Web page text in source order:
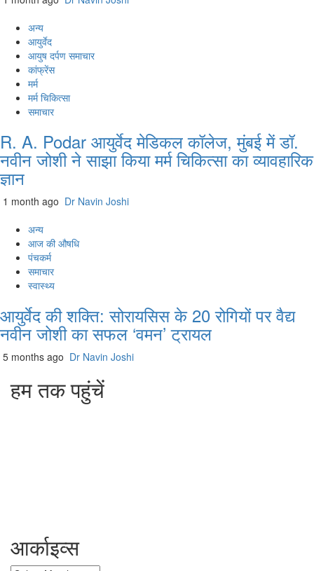
अन्य
आयुर्वेद
आयुष दर्पण समाचार
कांफ्रेंस
मर्म
मर्म चिकित्सा
समाचार
R. A. Podar आयुर्वेद मेडिकल कॉलेज, मुंबई में डॉ.
नवीन जोशी ने साझा किया मर्म चिकित्सा का व्यावहारिक
ज्ञान
1 month ago Dr Navin Joshi
अन्य
आज की औषधि
पंचकर्म
समाचार
स्वास्थ्य
आयुर्वेद की शक्ति: सोरायसिस के 20 रोगियों पर वैद्य
नवीन जोशी का सफल ‘वमन’ ट्रायल
5 months ago Dr Navin Joshi
हम तक पहुंचें
आर्काइव्स